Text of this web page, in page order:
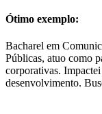
Ótimo exemplo:
Bacharel em
Públicas, atuo como
corporativas.
desenvolvimento.